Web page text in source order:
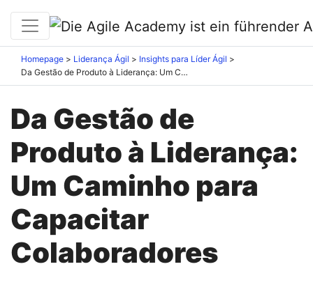
Homepage Liderança Ágil
Insights para Líder Ágil
Da Gestão de Produto à Liderança: Um Caminho para Capacitar Colaboradores
Da Gestão de
Produto à Liderança:
Um Caminho para
Capacitar
Colaboradores